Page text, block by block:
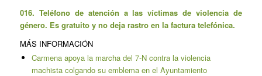
016. Teléfono de atención a las víctimas de violencia de
género. Es gratuito y no deja rastro en la factura telefónica.
MÁS INFORMACIÓN
Carmena apoya la marcha del 7-N contra la violencia
machista colgando su emblema en el Ayuntamiento